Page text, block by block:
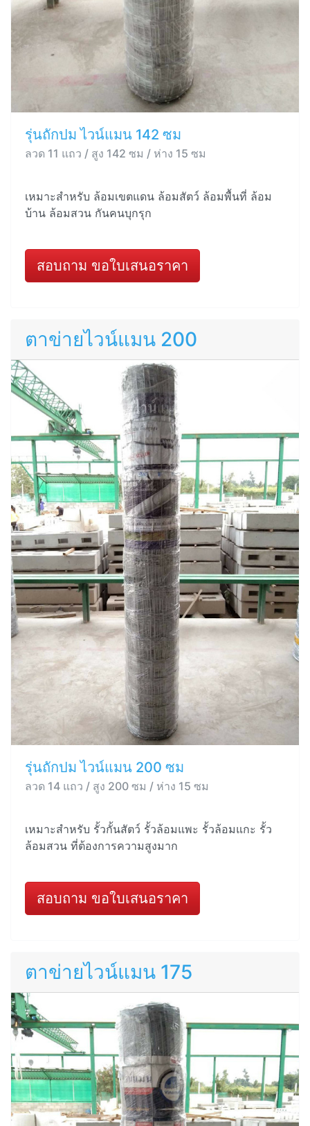
รุ่นถักปม ไวน์แมน 142 ซม
ลวด 11 แถว / สูง 142 ซม / ห่าง 15 ซม
เหมาะสำหรับ ล้อมเขตแดน ล้อมสัตว์ ล้อมพื้นที่ ล้อม
บ้าน ล้อมสวน กันคนบุกรุก
สอบถาม ขอใบเสนอราคา
ตาข่ายไวน์แมน 200
รุ่นถักปม ไวน์แมน 200 ซม
ลวด 14 แถว / สูง 200 ซม / ห่าง 15 ซม
เหมาะสำหรับ รั้วกั้นสัตว์ รั้วล้อมแพะ รั้วล้อมแกะ รั้ว
ล้อมสวน ที่ต้องการความสูงมาก
สอบถาม ขอใบเสนอราคา
ตาข่ายไวน์แมน 175